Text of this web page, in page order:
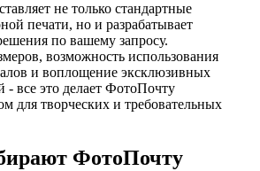
не только стандартные
печати, но и разрабатывает
по вашему запросу.
возможность использования
и воплощение эксклюзивных
- все это делает ФотоПочту
для творческих и требовательных
ФотоПочту